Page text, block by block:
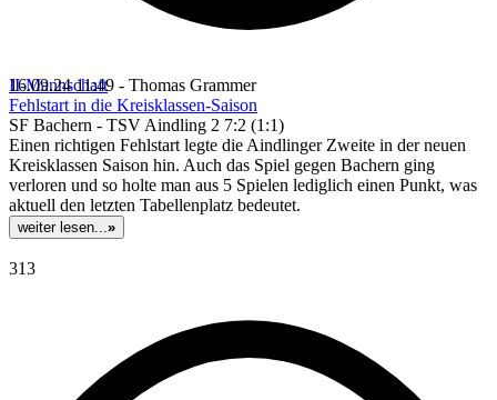
II-Mannschaft
16.09.24 11:49 - Thomas Grammer
Fehlstart in die Kreisklassen-Saison
SF Bachern - TSV Aindling 2 7:2 (1:1)
Einen richtigen Fehlstart legte die Aindlinger Zweite in der neuen
Kreisklassen Saison hin. Auch das Spiel gegen Bachern ging
verloren und so holte man aus 5 Spielen lediglich einen Punkt, was
aktuell den letzten Tabellenplatz bedeutet.
weiter lesen...»
313